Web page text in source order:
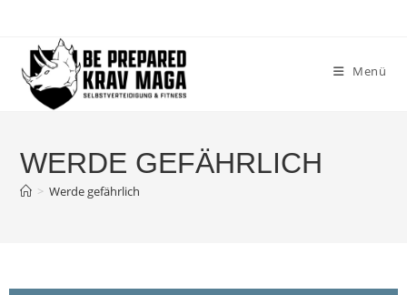
Menü
WERDE GEFÄHRLICH
> Werde gefährlich